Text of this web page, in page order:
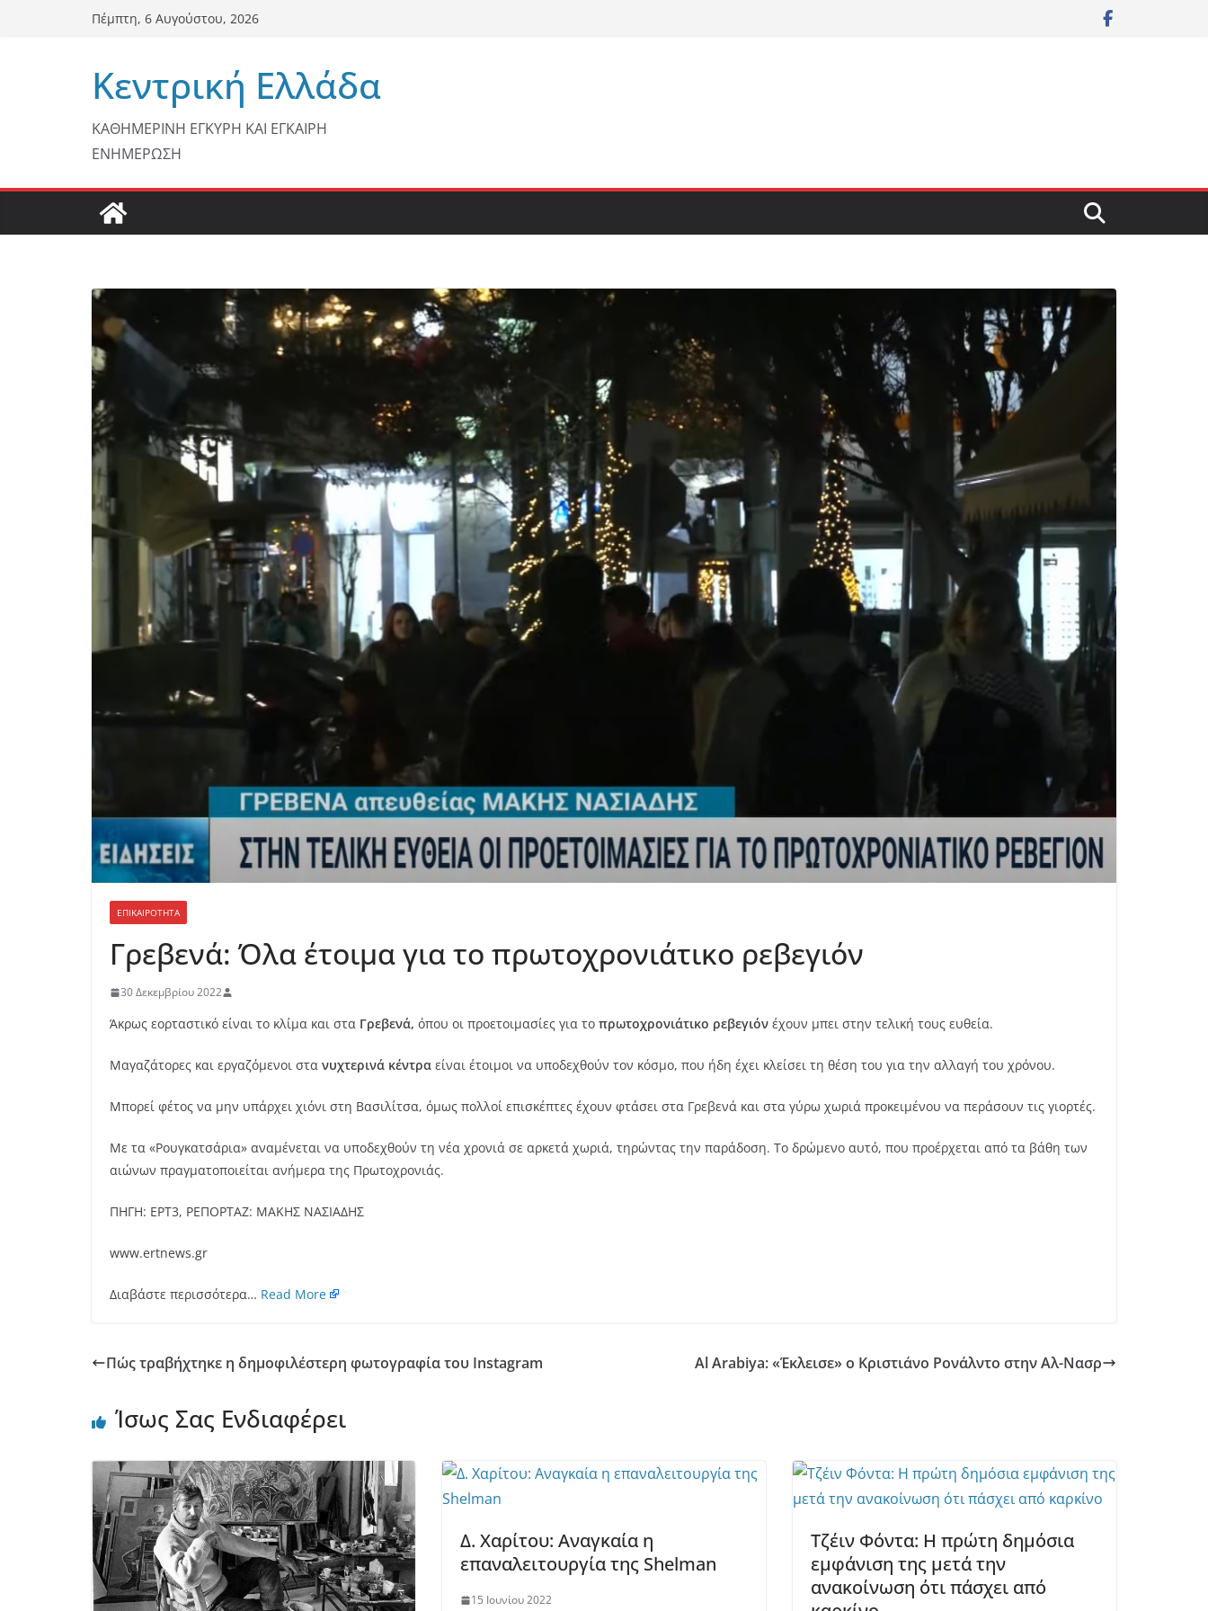
Πέμπτη, 6 Αυγούστου, 2026
Κεντρική Ελλάδα
ΚΑΘΗΜΕΡΙΝΗ ΕΓΚΥΡΗ ΚΑΙ ΕΓΚΑΙΡΗ
ΕΝΗΜΕΡΩΣΗ
ΕΠΙΚΑΙΡΟΤΗΤΑ
Γρεβενά: Όλα έτοιμα για το πρωτοχρονιάτικο ρεβεγιόν
30 Δεκεμβρίου 2022
Άκρως εορταστικό είναι το κλίμα και στα Γρεβενά, όπου οι προετοιμασίες για το πρωτοχρονιάτικο ρεβεγιόν έχουν μπει στην τελική τους ευθεία.
Μαγαζάτορες και εργαζόμενοι στα νυχτερινά κέντρα είναι έτοιμοι να υποδεχθούν τον κόσμο, που ήδη έχει κλείσει τη θέση του για την αλλαγή του χρόνου.
Μπορεί φέτος να μην υπάρχει χιόνι στη Βασιλίτσα, όμως πολλοί επισκέπτες έχουν φτάσει στα Γρεβενά και στα γύρω χωριά προκειμένου να περάσουν τις γιορτές.
Με τα «Ρουγκατσάρια» αναμένεται να υποδεχθούν τη νέα χρονιά σε αρκετά χωριά, τηρώντας την παράδοση. Το δρώμενο αυτό, που προέρχεται από τα βάθη των
αιώνων πραγματοποιείται ανήμερα της Πρωτοχρονιάς.
ΠΗΓΗ: ΕΡΤ3, ΡΕΠΟΡΤΑΖ: ΜΑΚΗΣ ΝΑΣΙΑΔΗΣ
www.ertnews.gr
Διαβάστε περισσότερα… Read More
Πώς τραβήχτηκε η δημοφιλέστερη φωτογραφία του Instagram Al Arabiya: «Έκλεισε» ο Κριστιάνο Ρονάλντο στην Αλ-Νασρ
Ίσως Σας Ενδιαφέρει
Δ. Χαρίτου: Αναγκαία η
επαναλειτουργία της Shelman
15 Ιουνίου 2022
Τζέιν Φόντα: Η πρώτη δημόσια
εμφάνιση της μετά την
ανακοίνωση ότι πάσχει από